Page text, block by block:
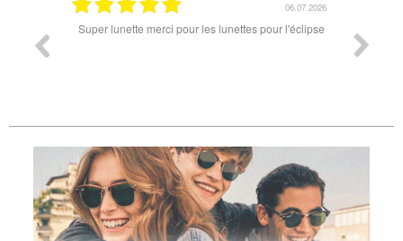
06.07.2026
Super lunette merci pour les lunettes pour l'éclipse